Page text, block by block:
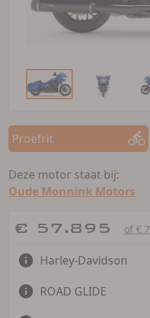
Proefrit
Deze motor staat bij:
Oude Monnink Motors
€ 57.895 of €
Harley-Davidson
ROAD GLIDE